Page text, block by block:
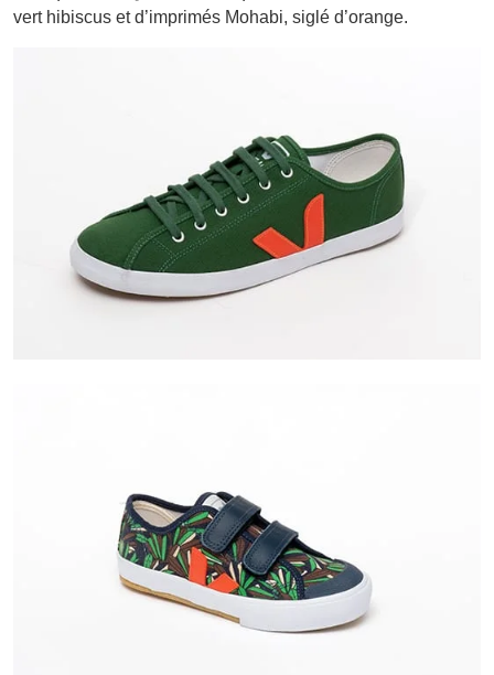
vert hibiscus et d’imprimés Mohabi, siglé d’orange.